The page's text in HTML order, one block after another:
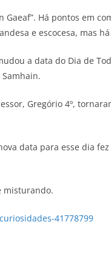
Gaeaf”. Há pontos em
e escocesa, mas
a data do Dia de
Gregório 4º,
data para esse dia
misturando.
41778799